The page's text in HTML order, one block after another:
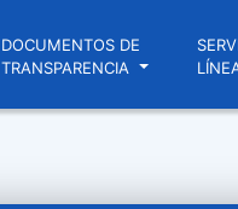
DOCUMENTOS DE
TRANSPARENCIA